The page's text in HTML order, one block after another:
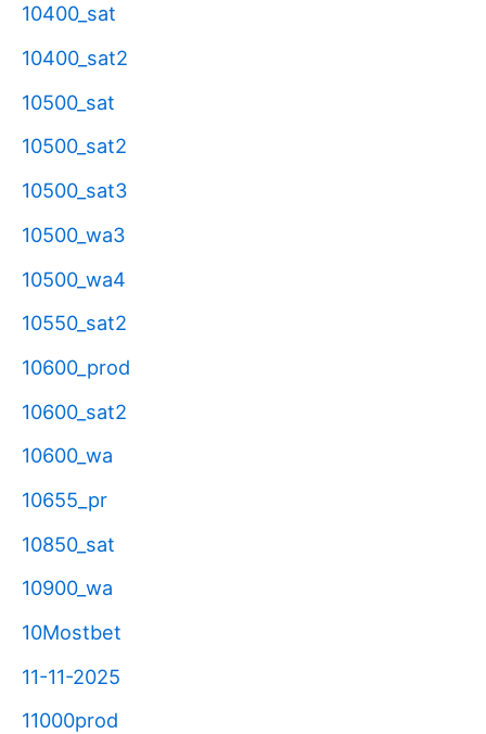
10400_sat
10400_sat2
10500_sat
10500_sat2
10500_sat3
10500_wa3
10500_wa4
10550_sat2
10600_prod
10600_sat2
10600_wa
10655_pr
10850_sat
10900_wa
10Mostbet
11-11-2025
11000prod